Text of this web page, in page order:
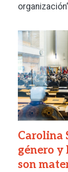
Imagen
Carolina
género y
son